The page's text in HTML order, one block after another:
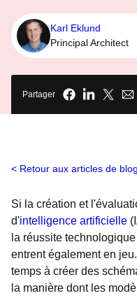
Karl Eklund
Principal Architect
Partager
Retour aux articles de blog
Si la création et
d'intelligence artificielle
la réussite
entrent également en
temps à créer des
la manière dont les